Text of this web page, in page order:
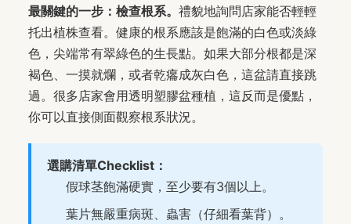
最關鍵的一步：檢查根系。 禮貌地詢問店家能否輕輕
托出植株查看。健康的根系應該是飽滿的白色或淡綠
色，尖端常有翠綠色的生長點。如果大部分根都是深
褐色、一摸就爛，或者乾癟成灰白色，這盆請直接跳
過。很多店家會用透明塑膠盆種植，這反而是優點，
你可以直接側面觀察根系狀況。
選購清單Checklist：
假球茎飽滿硬實，至少要有3個以上。
葉片無嚴重病斑、蟲害（仔細看葉背）。